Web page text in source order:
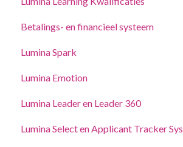
Accountinstellingen bijwerken
Beheer uw Practitioner-
Gedelegeerde toegang
Online Leerportaal (LLXP)
Betalings- en financieel systeem
Punten kopen en transacties bekijken
Lumina Spark
Lumina Emotion
Lumina Leader en Leader 360
Lumina Select en Applicant Tracker